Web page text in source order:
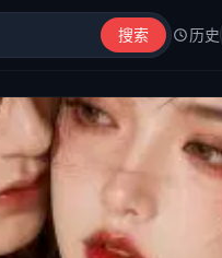
搜索 历史